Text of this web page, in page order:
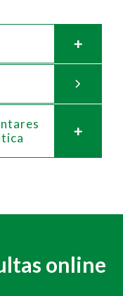
online